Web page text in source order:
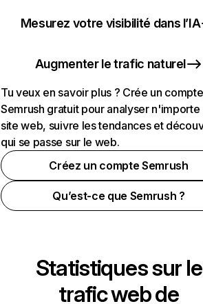
Mesurez votre visibilité dans l’IA
Augmenter le trafic naturel
Tu veux en savoir plus ? Crée un compte
Semrush gratuit pour analyser n'importe
site web, suivre les tendances et
qui se passe sur le web.
Créez un compte Semrush
Qu’est-ce que Semrush ?
Statistiques sur le
trafic web de